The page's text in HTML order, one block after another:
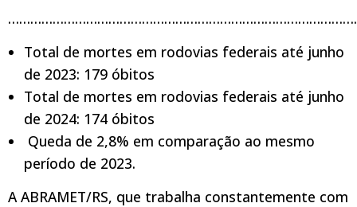
Total de mortes em rodovias federais até junho
de 2023: 179 óbitos
Total de mortes em rodovias federais até junho
de 2024: 174 óbitos
Queda de 2,8% em comparação ao mesmo
período de 2023.
A ABRAMET/RS, que trabalha constantemente com